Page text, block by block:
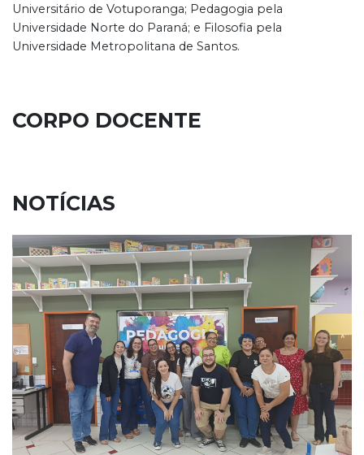
Universitário de Votuporanga; Pedagogia pela
Universidade Norte do Paraná; e Filosofia pela
Universidade Metropolitana de Santos.
CORPO DOCENTE
NOTÍCIAS